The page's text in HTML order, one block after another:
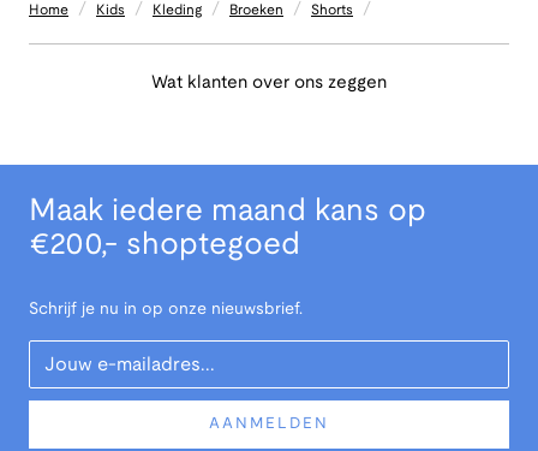
Home / Kids / Kleding / Broeken / Shorts /
Wat klanten over ons zeggen
Maak iedere maand kans op
€200,- shoptegoed
Schrijf je nu in op onze nieuwsbrief.
Your Email
AANMELDEN